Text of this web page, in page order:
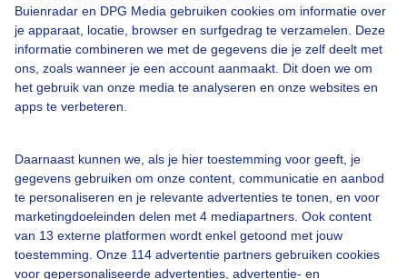
Buienradar en DPG Media gebruiken cookies om informatie over
je apparaat, locatie, browser en surfgedrag te verzamelen. Deze
informatie combineren we met de gegevens die je zelf deelt met
ons, zoals wanneer je een account aanmaakt. Dit doen we om
het gebruik van onze media te analyseren en onze websites en
apps te verbeteren.
Daarnaast kunnen we, als je hier toestemming voor geeft, je
gegevens gebruiken om onze content, communicatie en aanbod
te personaliseren en je relevante advertenties te tonen, en voor
marketingdoeleinden delen met 4 mediapartners. Ook content
van 13 externe platformen wordt enkel getoond met jouw
toestemming. Onze 114 advertentie partners gebruiken cookies
voor gepersonaliseerde advertenties, advertentie- en
Bedrijfsgegevens
Veelgestelde vragen
Contact
Gebruikersvoorwaarden
Adverteren
Buienradar Team
Privacy beleid